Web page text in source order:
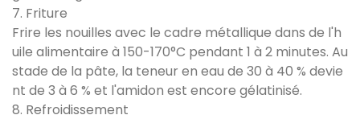
7. Friture
Frire les nouilles avec le cadre métallique dans de l'h
uile alimentaire à 150-170°C pendant 1 à 2 minutes. Au
stade de la pâte, la teneur en eau de 30 à 40 % devie
nt de 3 à 6 % et l'amidon est encore gélatinisé.
8. Refroidissement